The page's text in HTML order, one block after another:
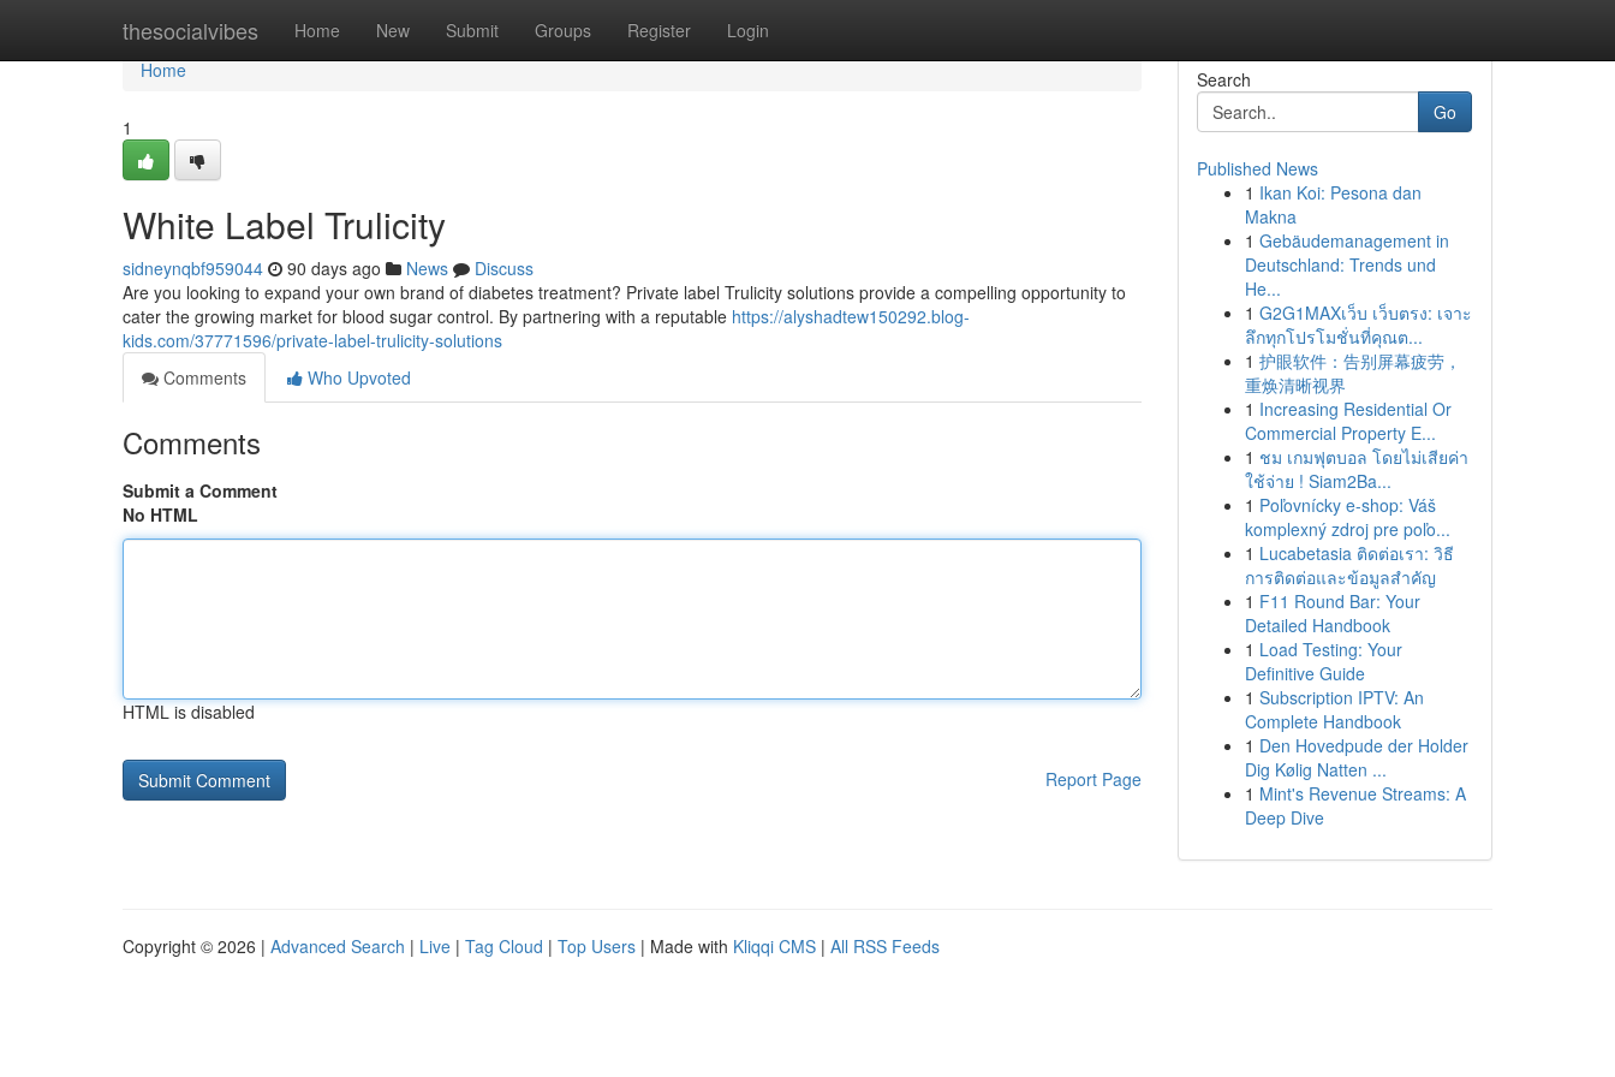
thesocialvibes Home New Submit Groups Register Login
Home
Home
1
White Label Trulicity
sidneynqbf959044 90 days ago News
Discuss
Are you looking to expand your own brand of diabetes treatment? Private label Trulicity solutions provide a compelling opportunity to
cater the growing market for blood sugar control. By partnering with a reputable https://alyshadtew150292.blog-
kids.com/37771596/private-label-trulicity-solutions
Comments
Who Upvoted
Comments
Submit a Comment
No HTML
HTML is disabled
Report Page
Search
Go
Published News
1 Ikan Koi: Pesona dan
Makna
1 Gebäudemanagement in
Deutschland: Trends und
He...
1 G2G1MAXเว็บ เว็บตรง: เจาะ
ลึกทุกโปรโมชั่นที่คุณต...
1 护眼软件：告别屏幕疲劳，
重焕清晰视界
1 Increasing Residential Or
Commercial Property E...
1 ชม เกมฟุตบอล โดยไม่เสียค่า
ใช้จ่าย ! Siam2Ba...
1 Poľovnícky e-shop: Váš
komplexný zdroj pre poľo...
1 Lucabetasia ติดต่อเรา: วิธี
การติดต่อและข้อมูลสำคัญ
1 F11 Round Bar: Your
Detailed Handbook
1 Load Testing: Your
Definitive Guide
1 Subscription IPTV: An
Complete Handbook
1 Den Hovedpude der Holder
Dig Kølig Natten ...
1 Mint's Revenue Streams: A
Deep Dive
Copyright © 2026 | Advanced Search | Live | Tag Cloud | Top Users | Made with Kliqqi CMS | All RSS Feeds